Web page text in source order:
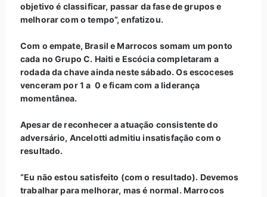
objetivo é classificar, passar da fase de grupos e
melhorar com o tempo”, enfatizou.
Com o empate, Brasil e Marrocos somam um ponto
cada no Grupo C. Haiti e Escócia completaram a
rodada da chave ainda neste sábado. Os escoceses
venceram por 1 a 0 e ficam com a liderança
momentânea.
Apesar de reconhecer a atuação consistente do
adversário, Ancelotti admitiu insatisfação com o
resultado.
“Eu não estou satisfeito (com o resultado). Devemos
trabalhar para melhorar, mas é normal. Marrocos